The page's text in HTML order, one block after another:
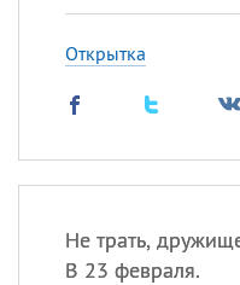
Открытка
Не трать,
В 23 февраля.